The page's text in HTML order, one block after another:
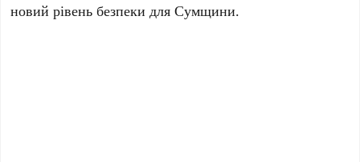
новий рівень безпеки для Сумщини.